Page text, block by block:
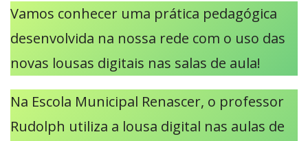
Vamos conhecer uma prática pedagógica
desenvolvida na nossa rede com o uso das
novas lousas digitais nas salas de aula!
Na Escola Municipal Renascer, o professor
Rudolph utiliza a lousa digital nas aulas de